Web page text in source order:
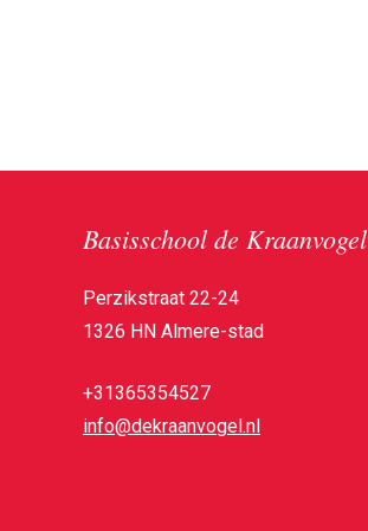
Basisschool de Kraanvogel
Perzikstraat 22-24
1326 HN Almere-stad
+31365354527
info@dekraanvogel.nl